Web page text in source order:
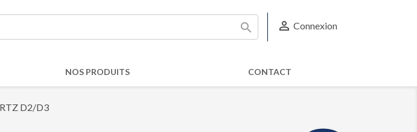
  Connexion
NOS PRODUITS CONTACT
D2/D3